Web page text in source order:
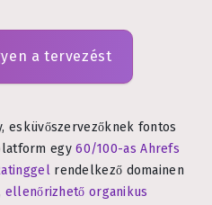
a tervezést
esküvőszervezőknek fontos
egy60/100-as Ahrefs
rendelkező domainen
ellenőrizhető organikus